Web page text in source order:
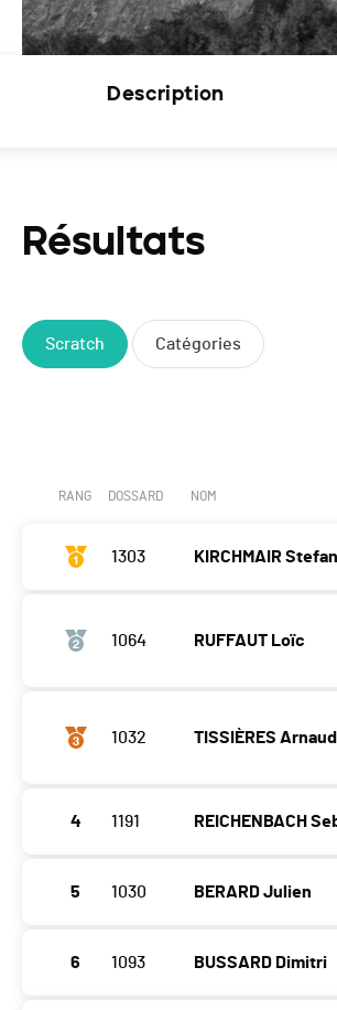
Description
Résultats
Scratch Catégories
RANG DOSSARD NOM
1303 KIRCHMAIR Stefan
1064 RUFFAUT Loïc
1032 TISSIÈRES Arnaud
4 1191 REICHENBACH
5 1030 BERARD Julien
6 1093 BUSSARD Dimitri